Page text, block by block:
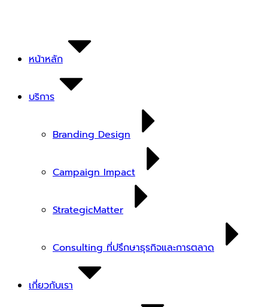
หน้าหลัก
บริการ
Branding Design
Campaign Impact
StrategicMatter
Consulting ที่ปรึกษาธุรกิจและการตลาด
เกี่ยวกับเรา